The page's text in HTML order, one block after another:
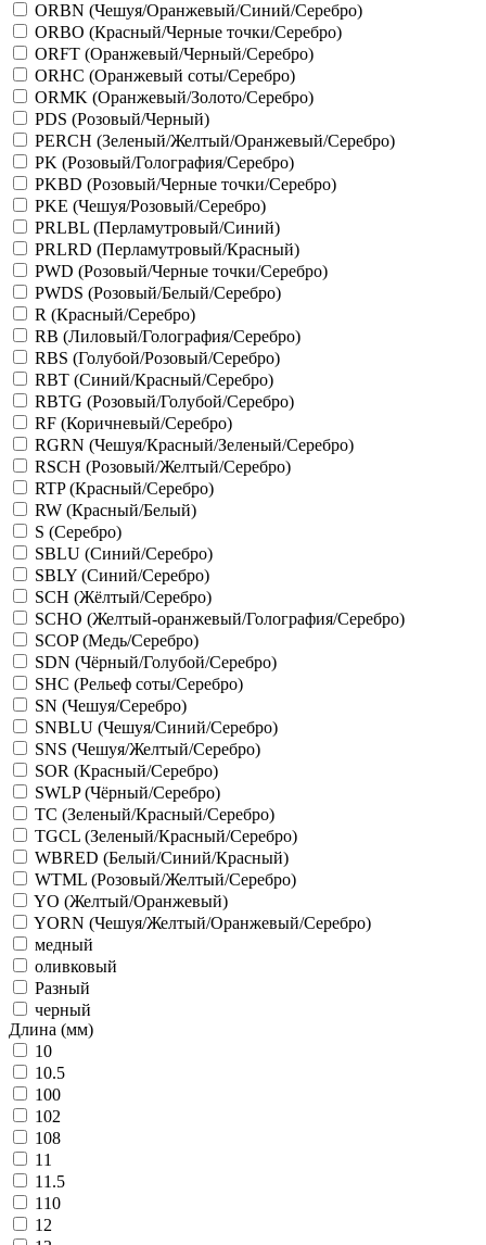
ORBN (Чешуя/Оранжевый/Синий/Серебро)
ORBO (Красный/Черные точки/Серебро)
ORFT (Оранжевый/Черный/Серебро)
ORHC (Оранжевый соты/Серебро)
ORMK (Оранжевый/Золото/Серебро)
PDS (Розовый/Черный)
PERCH (Зеленый/Желтый/Оранжевый/Серебро)
PK (Розовый/Голография/Серебро)
PKBD (Розовый/Черные точки/Серебро)
PKE (Чешуя/Розовый/Серебро)
PRLBL (Перламутровый/Синий)
PRLRD (Перламутровый/Красный)
PWD (Розовый/Черные точки/Серебро)
PWDS (Розовый/Белый/Серебро)
R (Красный/Серебро)
RB (Лиловый/Голография/Серебро)
RBS (Голубой/Розовый/Серебро)
RBT (Синий/Красный/Серебро)
RBTG (Розовый/Голубой/Серебро)
RF (Коричневый/Серебро)
RGRN (Чешуя/Красный/Зеленый/Серебро)
RSCH (Розовый/Желтый/Серебро)
RTP (Красный/Серебро)
RW (Красный/Белый)
S (Серебро)
SBLU (Синий/Серебро)
SBLY (Синий/Серебро)
SCH (Жёлтый/Серебро)
SCHO (Желтый-оранжевый/Голография/Серебро)
SCOP (Медь/Серебро)
SDN (Чёрный/Голубой/Серебро)
SHC (Рельеф соты/Серебро)
SN (Чешуя/Серебро)
SNBLU (Чешуя/Синий/Серебро)
SNS (Чешуя/Желтый/Серебро)
SOR (Красный/Серебро)
SWLP (Чёрный/Серебро)
TC (Зеленый/Красный/Серебро)
TGCL (Зеленый/Красный/Серебро)
WBRED (Белый/Синий/Красный)
WTML (Розовый/Желтый/Серебро)
YO (Желтый/Оранжевый)
YORN (Чешуя/Желтый/Оранжевый/Серебро)
медный
оливковый
Разный
черный
Длина (мм)
10
10.5
100
102
108
11
11.5
110
12